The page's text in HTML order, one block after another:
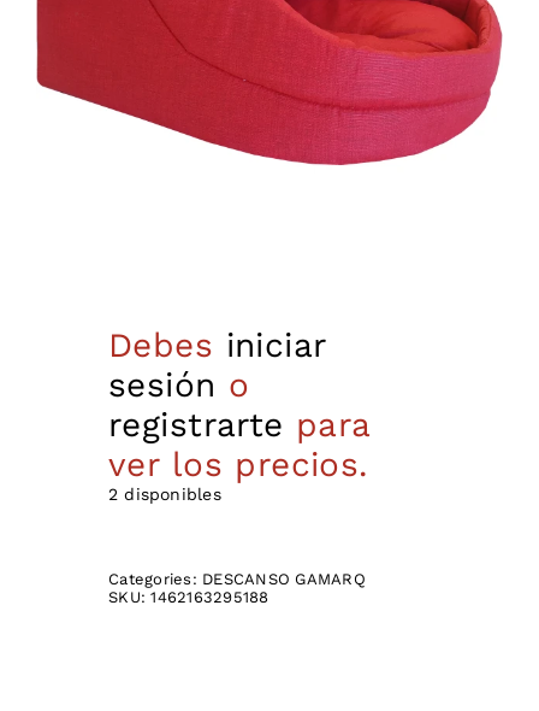
Debes iniciar
sesión o
registrarte para
ver los precios.
2 disponibles
Categories: DESCANSO GAMARQ
SKU:1462163295188